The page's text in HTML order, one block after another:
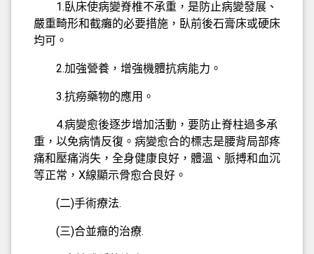
1.臥床使病變脊椎不承重，是防止病變發展、
嚴重畸形和截癱的必要措施，臥前後石膏床或硬床
均可。
2.加強營養，增強機體抗病能力。
3.抗癆藥物的應用。
4.病變愈後逐步增加活動，要防止脊柱過多承
重，以免病情反復。病變愈合的標志是腰背局部疼
痛和壓痛消失，全身健康良好，體溫、脈搏和血沉
等正常，X線顯示骨愈合良好。
(二)手術療法.
(三)合並癥的治療.